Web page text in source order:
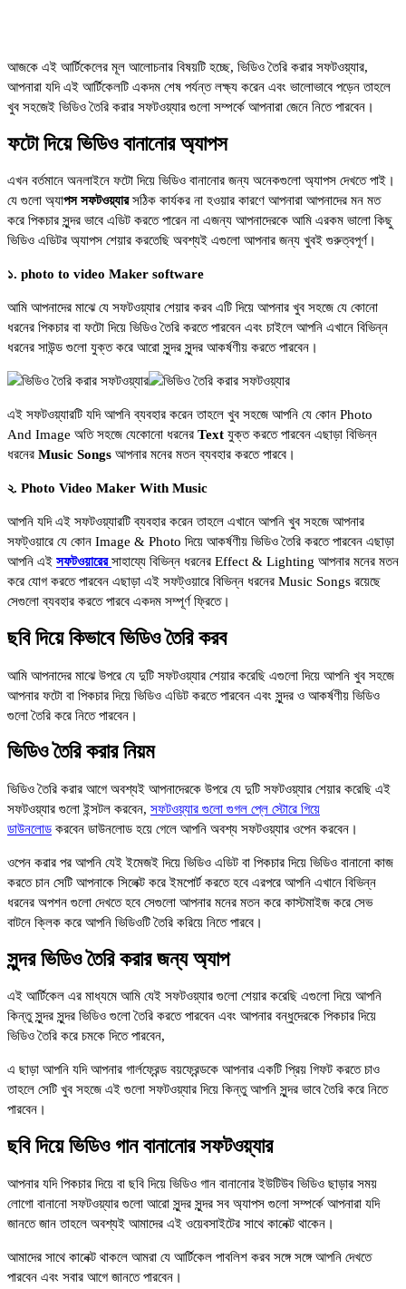
আজকে এই আর্টিকেলের মূল আলোচনার বিষয়টি হচ্ছে, ভিডিও তৈরি করার সফটওয়্যার,
আপনারা যদি এই আর্টিকেলটি একদম শেষ পর্যন্ত লক্ষ্য করেন এবং ভালোভাবে পড়েন তাহলে
খুব সহজেই ভিডিও তৈরি করার সফটওয়্যার গুলো সম্পর্কে আপনারা জেনে নিতে পারবেন।
ফটো দিয়ে ভিডিও বানানোর অ্যাপস
এখন বর্তমানে অনলাইনে ফটো দিয়ে ভিডিও বানানোর জন্য অনেকগুলো অ্যাপস দেখতে পাই।
যে গুলো অ্যাপস সফটওয়্যারসঠিক কার্যকর না হওয়ার কারণে আপনারা আপনাদের মন মত
করে পিকচার সুন্দর ভাবে এডিট করতে পারেন না এজন্য আপনাদেরকে আমি এরকম ভালো কিছু
ভিডিও এডিটর অ্যাপস শেয়ার করতেছি অবশ্যই এগুলো আপনার জন্য খুবই গুরুত্বপূর্ণ।
১. photo to video Maker software
আমি আপনাদের মাঝে যে সফটওয়্যার শেয়ার করব এটি দিয়ে আপনার খুব সহজে যে কোনো
ধরনের পিকচার বা ফটো দিয়ে ভিডিও তৈরি করতে পারবেন এবং চাইলে আপনি এখানে বিভিন্ন
ধরনের সাউন্ড গুলো যুক্ত করে আরো সুন্দর সুন্দর আকর্ষণীয় করতে পারবেন।
এই সফটওয়্যারটি যদি আপনি ব্যবহার করেন তাহলে খুব সহজে আপনি যে কোন Photo
And Image অতি সহজে যেকোনো ধরনের Text যুক্ত করতে পারবেন এছাড়া বিভিন্ন
ধরনের Music Songs আপনার মনের মতন ব্যবহার করতে পারবে।
২. Photo Video Maker With Music
আপনি যদি এই সফটওয়্যারটি ব্যবহার করেন তাহলে এখানে আপনি খুব সহজে আপনার
সফট্ওয়ারে যে কোন Image & Photo দিয়ে আকর্ষণীয় ভিডিও তৈরি করতে পারবেন এছাড়া
আপনি এই সফটওয়ারেরসাহায্যে বিভিন্ন ধরনের Effect & Lighting আপনার মনের মতন
করে যোগ করতে পারবেন এছাড়া এই সফট্ওয়ারে বিভিন্ন ধরনের Music Songs রয়েছে
সেগুলো ব্যবহার করতে পারবে একদম সম্পূর্ণ ফ্রিতে।
ছবি দিয়ে কিভাবে ভিডিও তৈরি করব
আমি আপনাদের মাঝে উপরে যে দুটি সফটওয়্যার শেয়ার করেছি এগুলো দিয়ে আপনি খুব সহজে
আপনার ফটো বা পিকচার দিয়ে ভিডিও এডিট করতে পারবেন এবং সুন্দর ও আকর্ষণীয় ভিডিও
গুলো তৈরি করে নিতে পারবেন।
ভিডিও তৈরি করার নিয়ম
ভিডিও তৈরি করার আগে অবশ্যই আপনাদেরকে উপরে যে দুটি সফটওয়্যার শেয়ার করেছি এই
সফটওয়্যার গুলো ইন্সটল করবেন, সফটওয়্যার গুলো গুগল প্লে স্টোরে গিয়ে
ডাউনলোড করবেন ডাউনলোড হয়ে গেলে আপনি অবশ্য সফটওয়্যার ওপেন করবেন।
ওপেন করার পর আপনি যেই ইমেজই দিয়ে ভিডিও এডিট বা পিকচার দিয়ে ভিডিও বানানো কাজ
করতে চান সেটি আপনাকে সিলেক্ট করে ইমপোর্ট করতে হবে এরপরে আপনি এখানে বিভিন্ন
ধরনের অপশন গুলো দেখতে হবে সেগুলো আপনার মনের মতন করে কাস্টমাইজ করে সেভ
বাটনে ক্লিক করে আপনি ভিডিওটি তৈরি করিয়ে নিতে পারবে।
সুন্দর ভিডিও তৈরি করার জন্য অ্যাপ
এই আর্টিকেল এর মাধ্যমে আমি যেই সফটওয়্যার গুলো শেয়ার করেছি এগুলো দিয়ে আপনি
কিন্তু সুন্দর সুন্দর ভিডিও গুলো তৈরি করতে পারবেন এবং আপনার বন্ধুদেরকে পিকচার দিয়ে
ভিডিও তৈরি করে চমকে দিতে পারবেন,
এ ছাড়া আপনি যদি আপনার গার্লফ্রেন্ড বয়ফ্রেন্ডকে আপনার একটি প্রিয় গিফট করতে চাও
তাহলে সেটি খুব সহজে এই গুলো সফটওয়্যার দিয়ে কিন্তু আপনি সুন্দর ভাবে তৈরি করে নিতে
পারবেন।
ছবি দিয়ে ভিডিও গান বানানোর সফটওয়্যার
আপনার যদি পিকচার দিয়ে বা ছবি দিয়ে ভিডিও গান বানানোর ইউটিউব ভিডিও ছাড়ার সময়
লোগো বানানো সফটওয়্যার গুলো আরো সুন্দর সুন্দর সব অ্যাপস গুলো সম্পর্কে আপনারা যদি
জানতে জান তাহলে অবশ্যই আমাদের এই ওয়েবসাইটের সাথে কানেক্ট থাকেন।
আমাদের সাথে কানেক্ট থাকলে আমরা যে আর্টিকেল পাবলিশ করব সঙ্গে সঙ্গে আপনি দেখতে
পারবেন এবং সবার আগে জানতে পারবেন।